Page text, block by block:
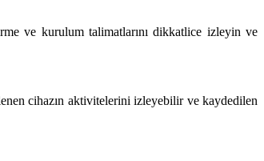
ve kurulum talimatlarını dikkatlice izleyin ve
cihazın aktivitelerini izleyebilir ve kaydedilen